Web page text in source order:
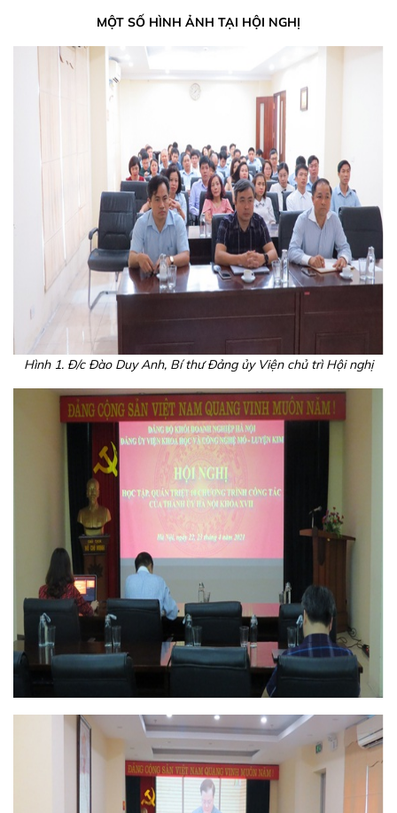
MỘT SỐ HÌNH ẢNH TẠI HỘI NGHỊ
Hình 1. Đ/c Đào Duy Anh, Bí thư Đảng ủy Viện chủ trì Hội nghị